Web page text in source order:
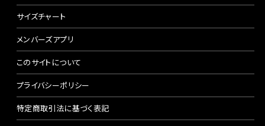
サイズチャート
メンバーズアプリ
このサイトについて
プライバシーポリシー
特定商取引法に基づく表記